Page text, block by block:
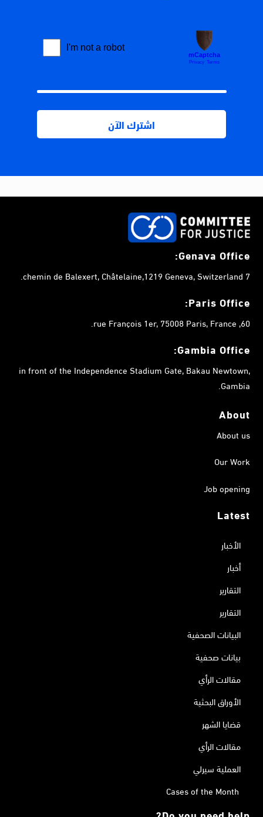
Genava Office:
7 chemin de Balexert, Châtelaine,1219 Geneva, Switzerland.
Paris Office:
60, rue François 1er, 75008 Paris, France.
Gambia Office:
in front of the Independence Stadium Gate, Bakau Newtown,
Gambia.
About
About us
Our Work
Job opening
Latest
الأخبار
أخبار
التقارير
التقارير
البيانات الصحفية
بيانات صحفية
مقالات الرأي
الأوراق البحثية
قضايا الشهر
مقالات الرأي
العملية سيرلي
Cases of the Month